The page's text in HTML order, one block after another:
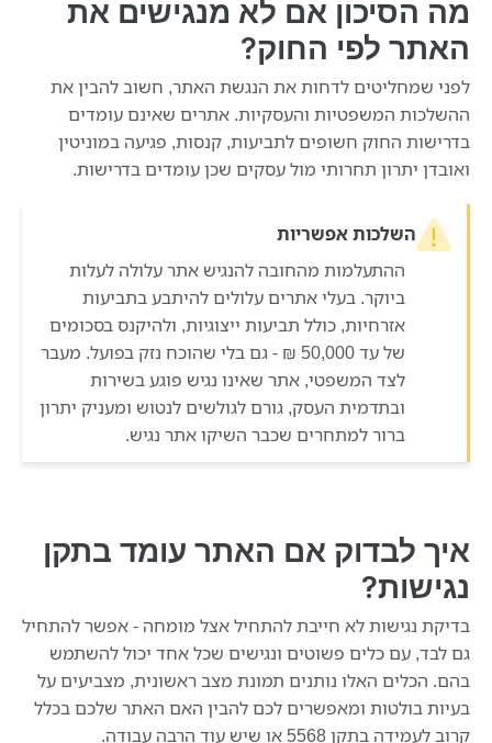
מה הסיכון אם לא מנגישים את
האתר לפי החוק?
לפני שמחליטים לדחות את הנגשת האתר, חשוב להבין את
ההשלכות המשפטיות והעסקיות. אתרים שאינם עומדים
בדרישות החוק חשופים לתביעות, קנסות, פגיעה במוניטין
ואובדן יתרון תחרותי מול עסקים שכן עומדים בדרישות.
השלכות אפשריות
ההתעלמות מהחובה להנגיש אתר עלולה לעלות
ביוקר. בעלי אתרים עלולים להיתבע בתביעות
אזרחיות, כולל תביעות ייצוגיות, ולהיקנס בסכומים
של עד 50,000 ₪ - גם בלי שהוכח נזק בפועל. מעבר
לצד המשפטי, אתר שאינו נגיש פוגע בשירות
ובתדמית העסק, גורם לגולשים לנטוש ומעניק יתרון
ברור למתחרים שכבר השיקו אתר נגיש.
איך לבדוק אם האתר עומד בתקן
נגישות?
בדיקת נגישות לא חייבת להתחיל אצל מומחה - אפשר להתחיל
גם לבד, עם כלים פשוטים ונגישים שכל אחד יכול להשתמש
בהם. הכלים האלו נותנים תמונת מצב ראשונית, מצביעים על
בעיות בולטות ומאפשרים לכם להבין האם האתר שלכם בכלל
קרוב לעמידה בתקן 5568 או שיש עוד הרבה עבודה.